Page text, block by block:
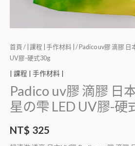
首頁 / | 課程 | 手作材料 | / Padico uv膠 滴膠 日
UV膠-硬式30g
| 課程 | 手作材料 |
Padico uv膠 滴膠 日
星の雫 LED UV膠-硬
NT$ 325